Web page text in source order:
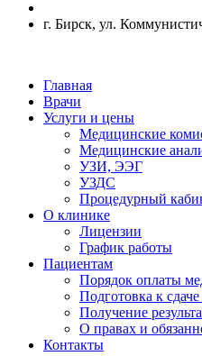
г. Бирск, ул.
Главная
Врачи
Услуги и цены
Медицинские
Медицинские
УЗИ, ЭЭГ
УЗДС
Процедурный
О клинике
Лицензии
График работы
Пациентам
Порядок оплаты
Подготовка к
Получение
О правах и
Контакты